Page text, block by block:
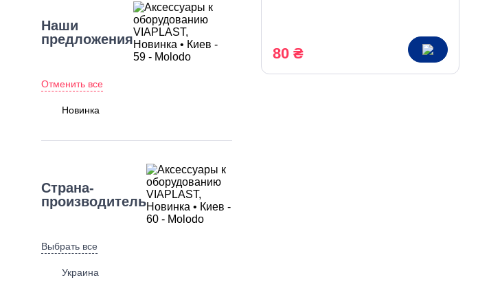
Наши
предложения
Отменить все
Новинка
Страна-
производитель
Выбрать все
Украина
80 ₴